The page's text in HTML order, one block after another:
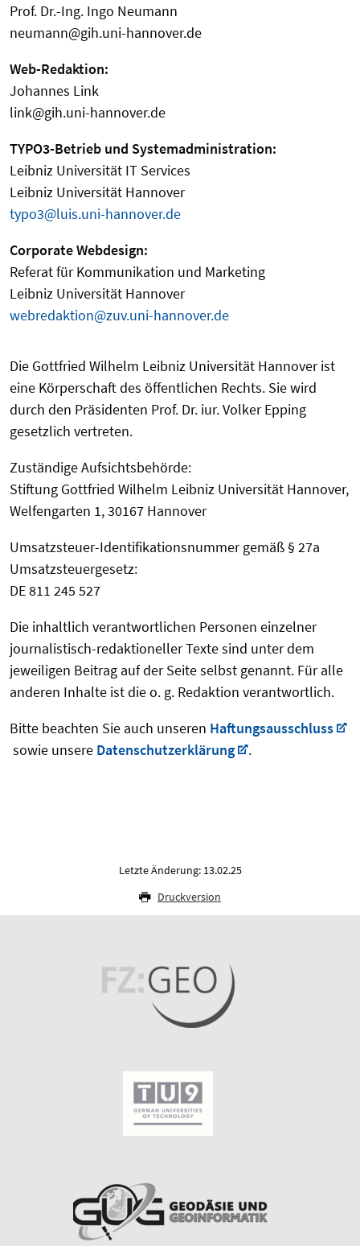
Prof. Dr.-Ing. Ingo Neumann
neumann@gih.uni-hannover.de
Web-Redaktion:
Johannes Link
link@gih.uni-hannover.de
TYPO3-Betrieb und Systemadministration:
Leibniz Universität IT Services
Leibniz Universität Hannover
typo3@luis.uni-hannover.de
Corporate Webdesign:
Referat für Kommunikation und Marketing
Leibniz Universität Hannover
webredaktion@zuv.uni-hannover.de
Die Gottfried Wilhelm Leibniz Universität Hannover ist
eine Körperschaft des öffentlichen Rechts. Sie wird
durch den Präsidenten Prof. Dr. iur. Volker Epping
gesetzlich vertreten.
Zuständige Aufsichtsbehörde:
Stiftung Gottfried Wilhelm Leibniz Universität Hannover,
Welfengarten 1, 30167 Hannover
Umsatzsteuer-Identifikationsnummer gemäß § 27a
Umsatzsteuergesetz:
DE 811 245 527
Die inhaltlich verantwortlichen Personen einzelner
journalistisch-redaktioneller Texte sind unter dem
jeweiligen Beitrag auf der Seite selbst genannt. Für alle
anderen Inhalte ist die o. g. Redaktion verantwortlich.
Bitte beachten Sie auch unseren Haftungsausschluss
sowie unsere Datenschutzerklärung .
Letzte Änderung: 13.02.25
Druckversion